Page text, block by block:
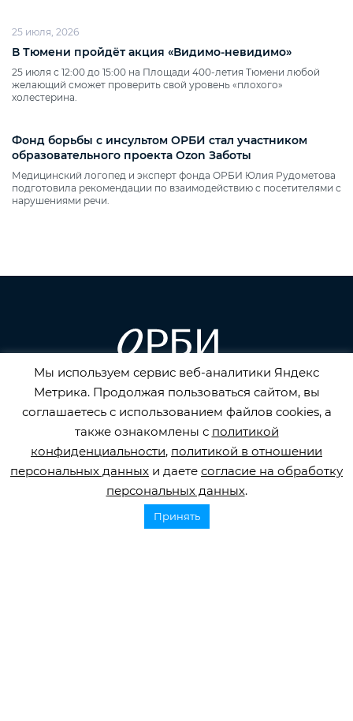
25 июля, 2026
В Тюмени пройдёт акция «Видимо‑невидимо»
25 июля с 12:00 до 15:00 на Площади 400‑летия Тюмени любой
желающий сможет проверить свой уровень «плохого»
холестерина.
Фонд борьбы с инсультом ОРБИ стал участником
образовательного проекта Ozon Заботы
Медицинский логопед и эксперт фонда ОРБИ Юлия Рудометова
подготовила рекомендации по взаимодействию с посетителями с
нарушениями речи.
Горячая линия по инсульту
8 800 707 52 29
info@orbifond.ru
Подписаться
Мы используем сервис веб-аналитики Яндекс
Метрика. Продолжая пользоваться сайтом, вы
соглашаетесь с использованием файлов cookies, а
также ознакомлены с политикой
конфиденциальности, политикой в отношении
персональных данных и даете согласие на обработку
персональных данных.
Принять